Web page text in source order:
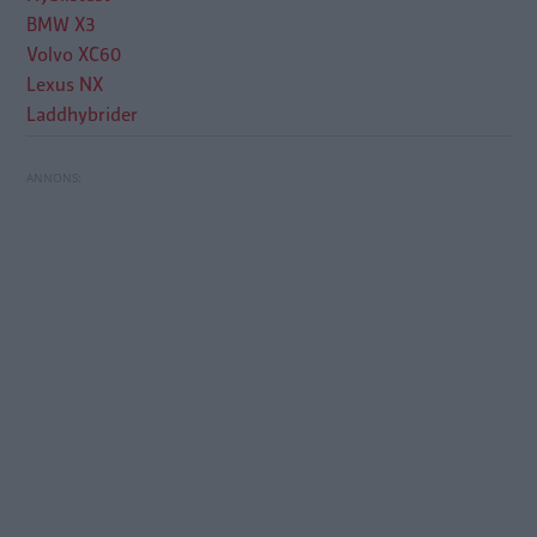
BMW X3
Volvo XC60
Lexus NX
Laddhybrider